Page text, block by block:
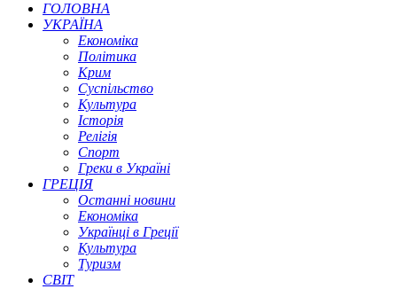
ГОЛОВНА
УКРАЇНА
Економіка
Політика
Крим
Суспільство
Культура
Історія
Релігія
Спорт
Греки в Україні
ГРЕЦІЯ
Останні новини
Економіка
Українці в Греції
Культура
Туризм
СВІТ